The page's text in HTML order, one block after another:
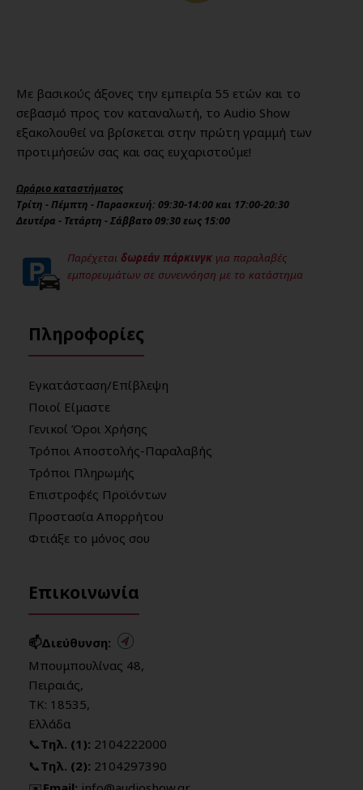
Με βασικούς άξονες την εμπειρία 55 ετών και το
σεβασμό προς τον καταναλωτή, το Audio Show
εξακολουθεί να βρίσκεται στην πρώτη γραμμή των
προτιμήσεών σας και σας ευχαριστούμε!
Ωράριο καταστήματος
Τρίτη - Πέμπτη - Παρασκευή: 09:30-14:00 και 17:00-20:30
Δευτέρα - Τετάρτη - Σάββατο 09:30 εως 15:00
Παρέχεται δωρεάν πάρκινγκ για παραλαβές
εμπορευμάτων σε συνεννόηση με το κατάστημα
Πληροφορίες
Εγκατάσταση/Επίβλεψη
Ποιοί Είμαστε
Γενικοί Όροι Χρήσης
Τρόποι Αποστολής-Παραλαβής
Τρόποι Πληρωμής
Επιστροφές Προϊόντων
Προστασία Απορρήτου
Φτιάξε το μόνος σου
Επικοινωνία
📫Διεύθυνση:
Μπουμπουλίνας 48,
Πειραιάς,
ΤΚ: 18535,
Ελλάδα
📞Τηλ. (1): 2104222000
📞Τηλ. (2): 2104297390